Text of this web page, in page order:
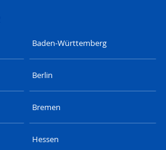
Baden-Württemberg
Berlin
Bremen
Hessen